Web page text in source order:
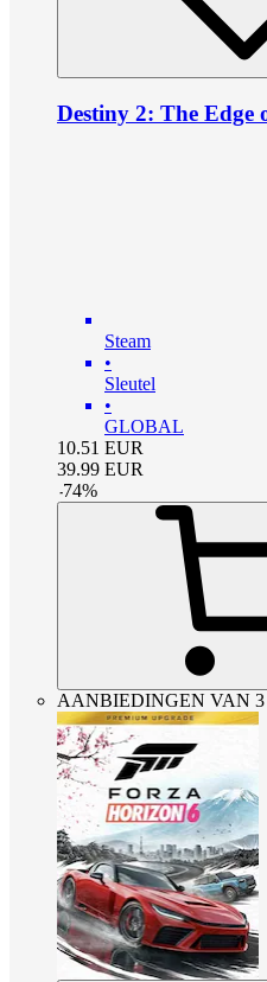
Destiny 2: The Edge
Steam
•
Sleutel
•
GLOBAL
10.51 EUR
39.99 EUR
-74%
AANBIEDINGEN VAN 3